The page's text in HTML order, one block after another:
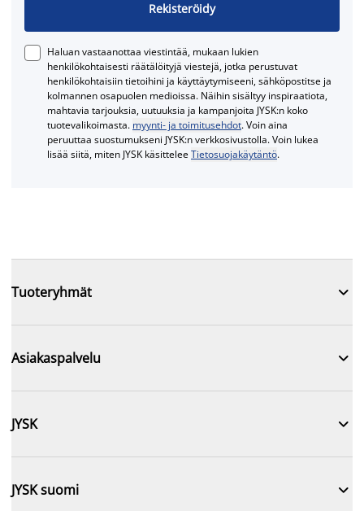
Rekisteröidy
Haluan vastaanottaa viestintää, mukaan lukien
henkilökohtaisesti räätälöityjä viestejä, jotka perustuvat
henkilökohtaisiin tietoihini ja käyttäytymiseeni, sähköpostitse ja
kolmannen osapuolen medioissa. Näihin sisältyy inspiraatiota,
mahtavia tarjouksia, uutuuksia ja kampanjoita JYSK:n koko
tuotevalikoimasta. myynti- ja toimitusehdot. Voin aina
peruuttaa suostumukseni JYSK:n verkkosivustolla. Voin lukea
lisää siitä, miten JYSK käsitteleeTietosuojakäytäntö.
Tuoteryhmät 
Asiakaspalvelu 
JYSK 
JYSK suomi 